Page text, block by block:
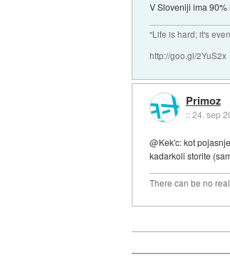
V Sloveniji ima
"Life is hard; it's
http://goo.gl/2YuS2x
Primoz
::24. sep
@Kek'c: kot
kadarkoli storite
There can be no